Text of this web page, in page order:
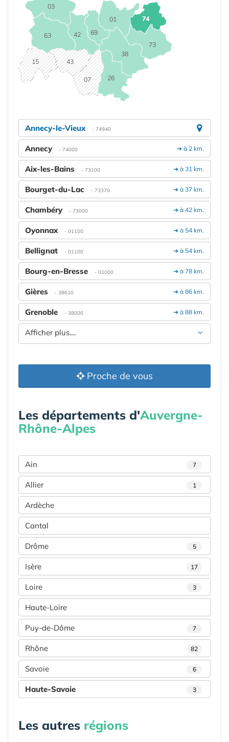
01
03
07
15
26
38
42
43
63
69
73
74
Annecy-le-Vieux - 74940
➔ à 2 km.
Annecy - 74000
➔ à 31 km.
Aix-les-Bains - 73100
➔ à 37 km.
Bourget-du-Lac - 73370
➔ à 42 km.
Chambéry - 73000
➔ à 54 km.
Oyonnax - 01100
➔ à 54 km.
Bellignat - 01100
➔ à 78 km.
Bourg-en-Bresse - 01000
➔ à 86 km.
Gières - 38610
➔ à 88 km.
Grenoble - 38000
Afficher plus....
Proche de vous
Les départements d'Auvergne-
Rhône-Alpes
Ain 7
Allier 1
Ardèche
Cantal
Drôme 5
Isère 17
Loire 3
Haute-Loire
Puy-de-Dôme 7
Rhône 82
Savoie 6
Haute-Savoie 3
Les autres régions